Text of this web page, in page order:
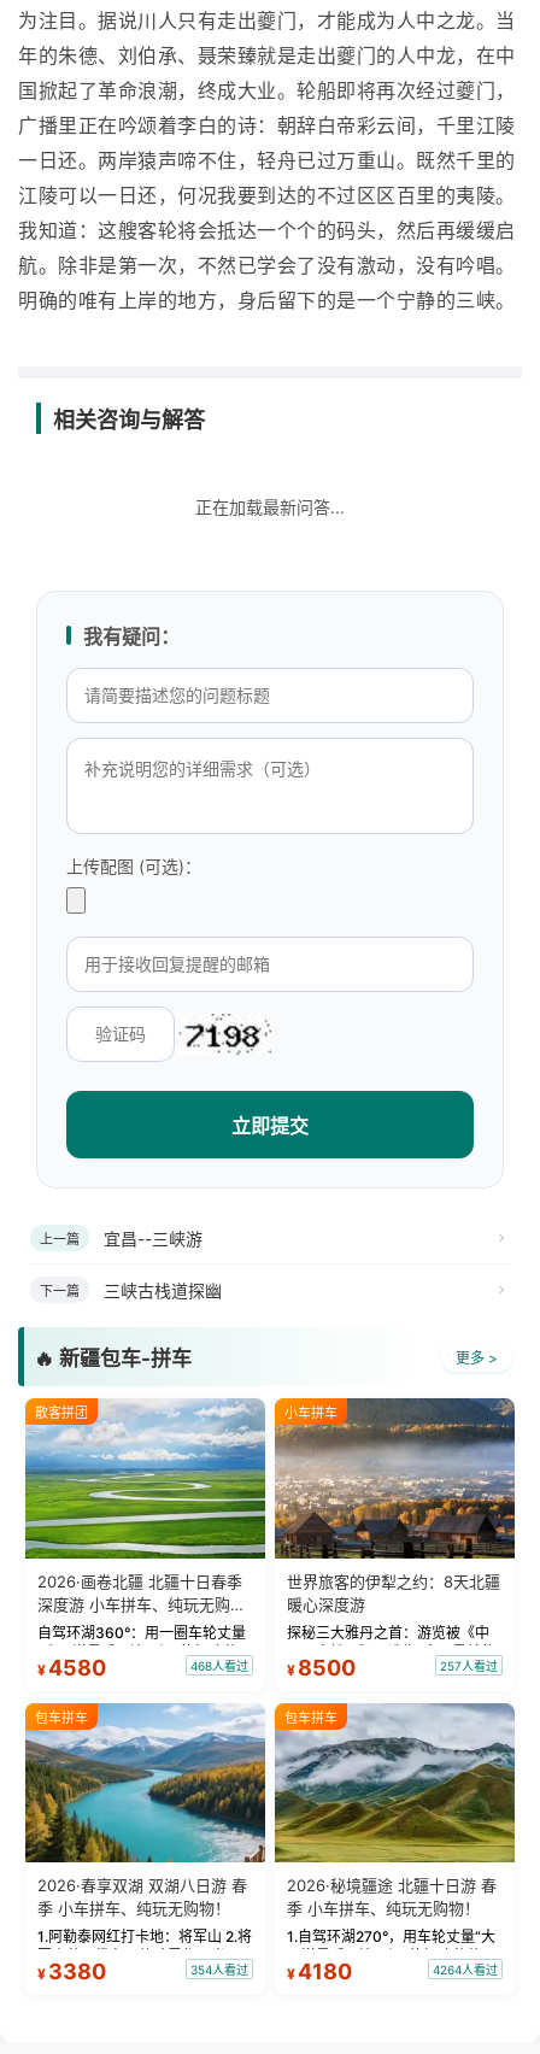
为注目。据说川人只有走出夔门，才能成为人中之龙。当
年的朱德、刘伯承、聂荣臻就是走出夔门的人中龙，在中
国掀起了革命浪潮，终成大业。轮船即将再次经过夔门，
广播里正在吟颂着李白的诗：朝辞白帝彩云间，千里江陵
一日还。两岸猿声啼不住，轻舟已过万重山。既然千里的
江陵可以一日还，何况我要到达的不过区区百里的夷陵。
我知道：这艘客轮将会抵达一个个的码头，然后再缓缓启
航。除非是第一次，不然已学会了没有激动，没有吟唱。
明确的唯有上岸的地方，身后留下的是一个宁静的三峡。
相关咨询与解答
正在加载最新问答...
我有疑问：
上传配图 (可选)：
立即提交
上一篇 宜昌--三峡游
下一篇 三峡古栈道探幽
🔥 新疆包车-拼车 更多 >
散客拼团
2026·画卷北疆 北疆十日春季
深度游 小车拼车、纯玩无购
物！
自驾环湖360°：用一圈车轮丈量
“大西洋最后一滴眼泪”的极致蔚
蓝。 赛湖旅拍：甄选多款风格服
绝美瞬间。 赛湖坦克300跟车视
频：专业摄影师...
¥4580 468人看过
小车拼车
世界旅客的伊犁之约：8天北疆
暖心深度游
探秘三大雅丹之首：游览被《中
国国家地理》评选为“中国最美的
三大雅丹”第一名的克拉玛依魔鬼
瓦人最大村落——禾木村，欣赏
晨雾与小木...
¥ 8500 257人看过
包车拼车
2026·春享双湖 双湖八日游 春
季 小车拼车、纯玩无购物！
1.阿勒泰网红打卡地：将军山 2.将
军山落日缆车，体验雪都风光 3.
将军山，夕阳派对，蹦迪party 4.
¥ 3380 354人看过
包车拼车
2026·秘境疆途 北疆十日游 春
季 小车拼车、纯玩无购物！
1.自驾环湖270°，用车轮丈量“大
西洋最后一滴眼泪”的极致蔚蓝，
让雪山、花海与深邃湖水在转弯
¥4180 4264人看过